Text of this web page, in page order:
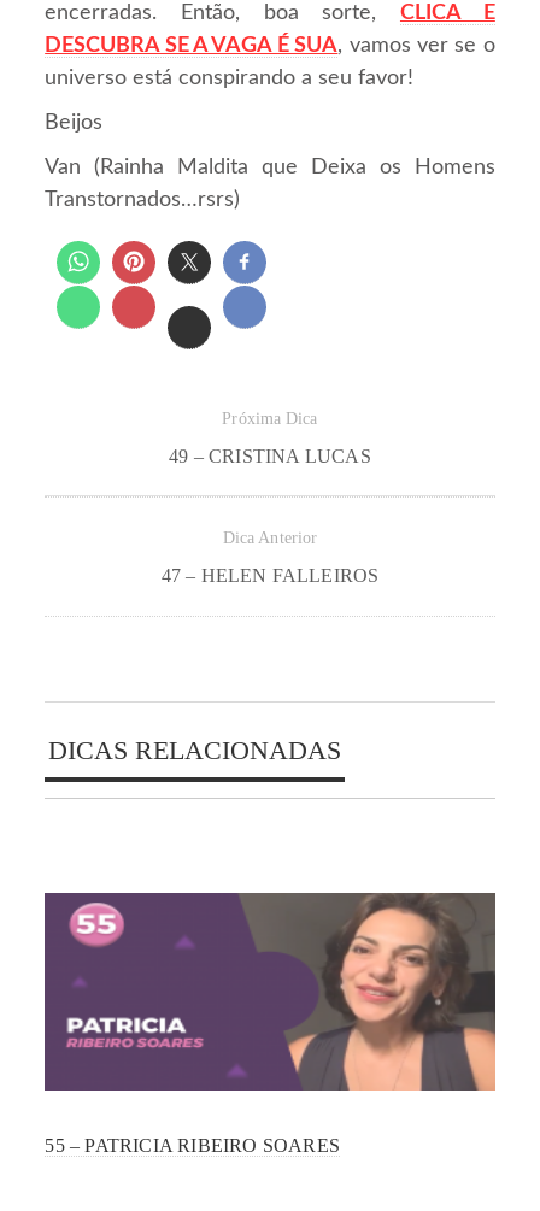
encerradas. Então, boa sorte, CLICA E
DESCUBRA SE A VAGA É SUA, vamos ver se o
universo está conspirando a seu favor!
Beijos
Van (Rainha Maldita que Deixa os Homens
Transtornados…rsrs)
Próxima Dica
49 – CRISTINA LUCAS
Dica Anterior
47 – HELEN FALLEIROS
DICAS RELACIONADAS
55 – PATRICIA RIBEIRO SOARES